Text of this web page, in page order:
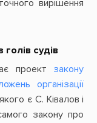
вирішення
судів
проект закону
організації
є С. Ківалов і
закону про